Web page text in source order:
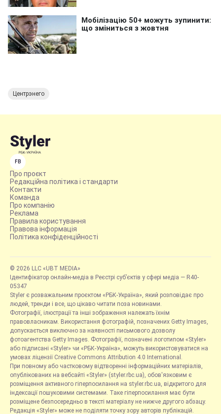
Центрэнего
FB
Про проєкт
Редакційна політика і стандарти
Контакти
Команда
Про компанію
Реклама
Правила користування
Правова інформація
Політика конфіденційності
© 2026 LLC «UBT MEDIA»
Ідентифікатор онлайн-медіа в Реєстрі суб’єктів у сфері медіа — R40-
05347
Styler є розважальним проєктом «РБК-Україна», який розповідає про
людей, тренди і все, що цікаво читати поза новинами.
Фотографії, ілюстрації та інші зображення належать їхнім
правовласникам. Використання фотографій, позначених Getty Images,
допускається виключно за наявності письмового дозволу
фотоагентства Getty Images. Фотографії, позначені логотипом «Styler»
або підписані «Styler» чи «РБК-Україна», можуть використовуватися на
умовах ліцензії Creative Commons Attribution 4.0 International.
При повному або частковому відтворенні інформаційних матеріалів,
опублікованих на вебсайті «Styler» (styler.rbc.ua), обов'язковим є
розміщення активного гіперпосилання на styler.rbc.ua, відкритого для
індексації пошуковими системами. Таке гіперпосилання має бути
розміщене безпосередньо в тексті матеріалу не нижче другого абзацу.
Редакція «Styler» може не поділяти точку зору авторів публікацій.